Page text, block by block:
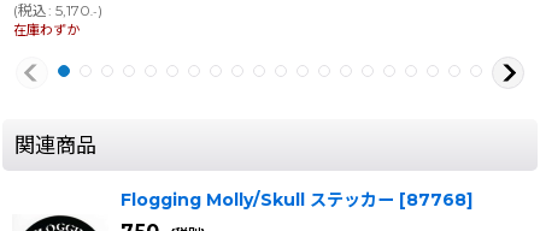
(税込: 5,170 .-)
在庫わずか
関連商品
Flogging Molly/Skull ステッカー [87768]